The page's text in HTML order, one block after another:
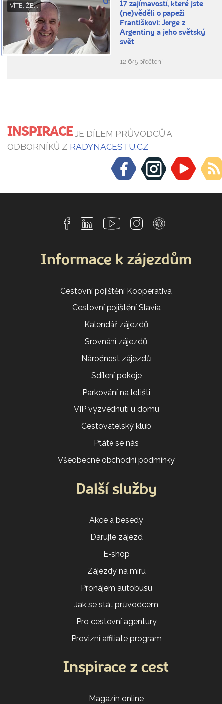
VÍTE, ŽE...
17 zajímavostí, které jste
(ne)věděli o papeži
Františkovi: Jorge z
Argentiny a jeho světský
svět
12.645 přečtení
INSPIRACEJE DÍLEM PRŮVODCŮ A
ODBORNÍKŮ Z RADYNACESTU.CZ
Informace k zájezdům
Cestovní pojištění Kooperativa
Cestovní pojištění Slavia
Kalendář zájezdů
Srovnání zájezdů
Náročnost zájezdů
Sdílení pokoje
Parkování na letišti
VIP vyzvednutí u domu
Cestovatelský klub
Ptáte se nás
Všeobecné obchodní podmínky
Další služby
Akce a besedy
Darujte zájezd
E-shop
Zájezdy na míru
Pronájem autobusu
Jak se stát průvodcem
Pro cestovní agentury
Provizní affiliate program
Inspirace z cest
Magazín online